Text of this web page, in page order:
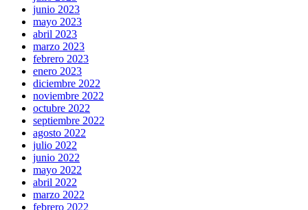
junio 2023
mayo 2023
abril 2023
marzo 2023
febrero 2023
enero 2023
diciembre 2022
noviembre 2022
octubre 2022
septiembre 2022
agosto 2022
julio 2022
junio 2022
mayo 2022
abril 2022
marzo 2022
febrero 2022